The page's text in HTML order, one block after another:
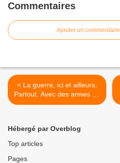
Commentaires
Ajouter un commentaire
< La guerre, ici et ailleurs.
Partout. Avec des armes de
riches et des armes de
Attente à…
Hébergé par Overblog
Top articles
Pages